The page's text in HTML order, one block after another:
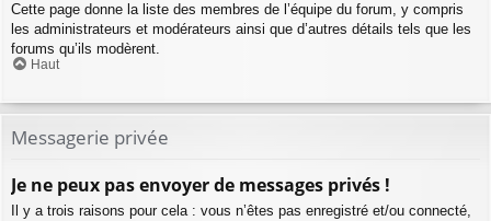
Cette page donne la liste des membres de l’équipe du forum, y compris
les administrateurs et modérateurs ainsi que d’autres détails tels que les
forums qu’ils modèrent.
Haut
Messagerie privée
Je ne peux pas envoyer de messages privés !
Il y a trois raisons pour cela : vous n’êtes pas enregistré et/ou connecté,